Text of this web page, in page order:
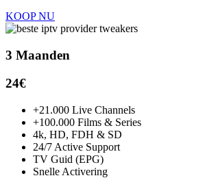
KOOP NU
3 Maanden
24€
+21.000 Live Channels
+100.000 Films & Series
4k, HD, FDH & SD
24/7 Active Support
TV Guid (EPG)
Snelle Activering